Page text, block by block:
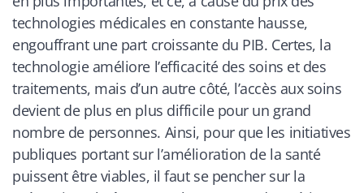
technologies médicales en constante hausse,
engouffrant une part croissante du PIB. Certes, la
technologie améliore l’efficacité des soins et des
traitements, mais d’un autre côté, l’accès aux soins
devient de plus en plus difficile pour un grand
nombre de personnes. Ainsi, pour que les initiatives
publiques portant sur l’amélioration de la santé
puissent être viables, il faut se pencher sur la